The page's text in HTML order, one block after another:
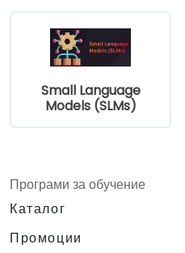
работещи на
Small Language
Models (SLMs)
Програми за обучение
Каталог
Промоции